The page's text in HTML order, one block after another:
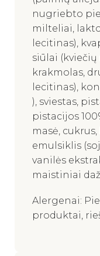
nugriebto
milteliai,
lecitinas),
siūlai
krakmolas,
lecitinas),
), sviestas,
pistacijos
masė,
emulsiklis
vanilės
maistiniai
Alergenai:
produktai,